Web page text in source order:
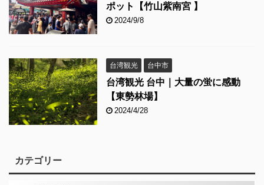
ポット【竹山紫南宮 】
2024/9/8
台湾観光 台中市
台湾観光 台中｜大量の蛍に感動
【東勢林場】
2024/4/28
カテゴリー